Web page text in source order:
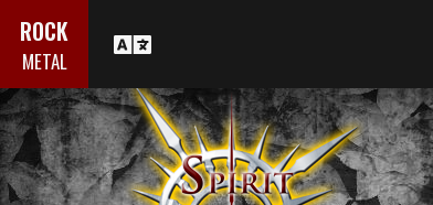
ROCK
METAL